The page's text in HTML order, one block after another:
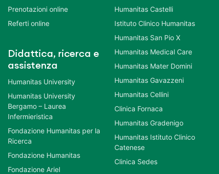
Prenotazioni online
Referti online
Didattica, ricerca e
assistenza
Humanitas University
Humanitas University
Bergamo – Laurea
Infermieristica
Fondazione Humanitas per la
Ricerca
Fondazione Humanitas
Fondazione Ariel
Humanitas Castelli
Istituto Clinico Humanitas
Humanitas San Pio X
Humanitas Medical Care
Humanitas Mater Domini
Humanitas Gavazzeni
Humanitas Cellini
Clinica Fornaca
Humanitas Gradenigo
Humanitas Istituto Clinico
Catenese
Clinica Sedes